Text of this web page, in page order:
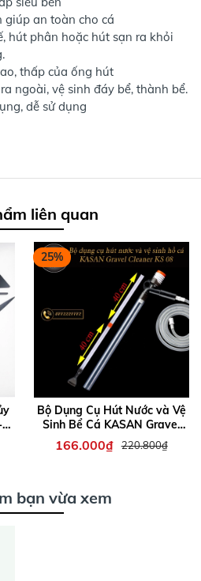
giúp an toàn cho cá
hút phân hoặc hút sạn ra khỏi
thấp của ống hút
ngoài, vệ sinh đáy bể, thành bể.
dễ sử dụng
liên quan
25%
Bộ Dụng Cụ Hút Nước và Vệ
Sinh Bể Cá KASAN Gravel
Cleaner KS 08
166.000₫ 220.800₫
bạn vừa xem